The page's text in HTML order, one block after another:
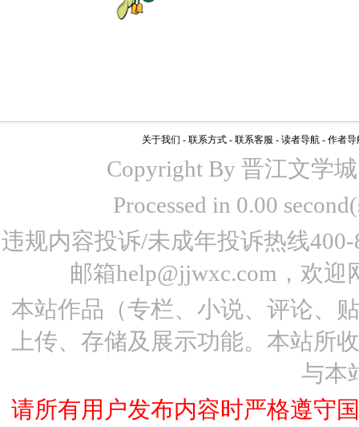
关于我们 - 联系方式 - 联系客服 - 读者导航 - 作者导
Copyright By 晋江文学
Processed in 0.00
违规内容投诉/未成年投诉热线
邮箱help@jjwxc.com，欢
本站作品（专栏、小说、评论、
上传、存储及展示功能。本站所
与本
请所有用户发布内容时严格遵守